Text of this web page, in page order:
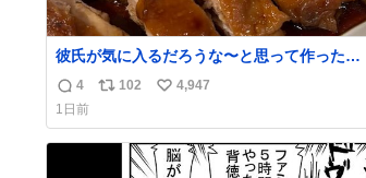
彼氏が気に入るだろうな〜と思って作ったら
想像の何倍も美味しい美味しい言ってくれて
嬉しい
返
信
数
4
リ
ス
102
い
ね
数
4,947
1日前